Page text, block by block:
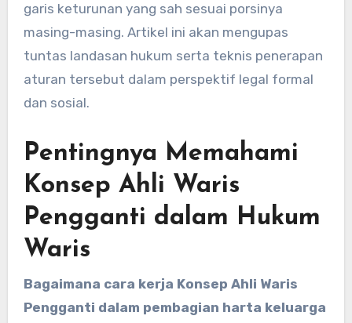
garis keturunan yang sah sesuai porsinya
masing-masing. Artikel ini akan mengupas
tuntas landasan hukum serta teknis penerapan
aturan tersebut dalam perspektif legal formal
dan sosial.
Pentingnya Memahami
Konsep Ahli Waris
Pengganti dalam Hukum
Waris
Bagaimana cara kerja Konsep Ahli Waris
Pengganti dalam pembagian harta keluarga